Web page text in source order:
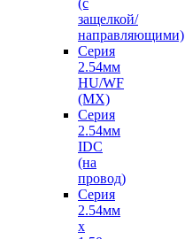
(с
защелкой/
направляющими)
Серия
2.54мм
HU/WF
(MX)
Серия
2.54мм
IDC
(на
провод)
Серия
2.54мм
х